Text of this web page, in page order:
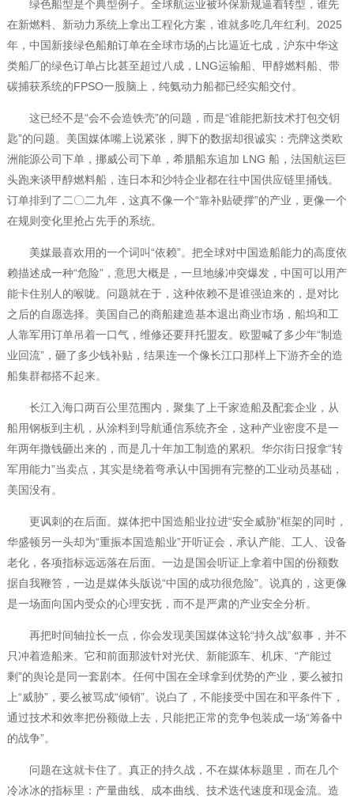
绿色船型是个典型例子。全球航运业被环保新规逼着转型，谁先
在新燃料、新动力系统上拿出工程化方案，谁就多吃几年红利。2025
年，中国新接绿色船舶订单在全球市场的占比逼近七成，沪东中华这
类船厂的绿色订单占比甚至超过八成，LNG运输船、甲醇燃料船、带
碳捕获系统的FPSO一股脑上，纯氨动力船都已经实船交付。
这已经不是“会不会造铁壳”的问题，而是“谁能把新技术打包交钥
匙”的问题。美国媒体嘴上说紧张，脚下的数据却很诚实：壳牌这类欧
洲能源公司下单，挪威公司下单，希腊船东追加 LNG 船，法国航运巨
头跑来谈甲醇燃料船，连日本和沙特企业都在往中国供应链里捅钱。
订单排到了二〇二九年，这真不像一个“靠补贴硬撑”的产业，更像一个
在规则变化里抢占先手的系统。
美媒最喜欢用的一个词叫“依赖”。把全球对中国造船能力的高度依
赖描述成一种“危险”，意思大概是，一旦地缘冲突爆发，中国可以用产
能卡住别人的喉咙。问题就在于，这种依赖不是谁强迫来的，是对比
之后的自愿选择。美国自己的商船建造基本退出商业市场，船坞和工
人靠军用订单吊着一口气，维修还要拜托盟友。欧盟喊了多少年“制造
业回流”，砸了多少钱补贴，结果连一个像长江口那样上下游齐全的造
船集群都搭不起来。
长江入海口两百公里范围内，聚集了上千家造船及配套企业，从
船用钢板到主机，从涂料到导航通信系统齐全，这种产业密度不是一
年两年撒钱砸出来的，而是几十年加工制造的累积。华尔街日报拿“转
军用能力”当卖点，其实是绕着弯承认中国拥有完整的工业动员基础，
美国没有。
更讽刺的在后面。媒体把中国造船业拉进“安全威胁”框架的同时，
华盛顿另一头却为“重振本国造船业”开听证会，承认产能、工人、设备
老化，各项指标远远落在后面。一边是国会听证上拿着中国的份额数
据自我鞭笞，一边是媒体头版说“中国的成功很危险”。说真的，这更像
是一场面向国内受众的心理安抚，而不是严肃的产业安全分析。
再把时间轴拉长一点，你会发现美国媒体这轮“持久战”叙事，并不
只冲着造船来。它和前面那波针对光伏、新能源车、机床、“产能过
剩”的舆论是同一套剧本。任何中国在全球拿到优势的产业，要么被扣
上“威胁”，要么被骂成“倾销”。说白了，不能接受中国在和平条件下，
通过技术和效率把份额做上去，只能把正常的竞争包装成一场“筹备中
的战争”。
问题在这就卡住了。真正的持久战，不在媒体标题里，而在几个
冷冰冰的指标里：产量曲线、成本曲线、技术迭代速度和现金流。造